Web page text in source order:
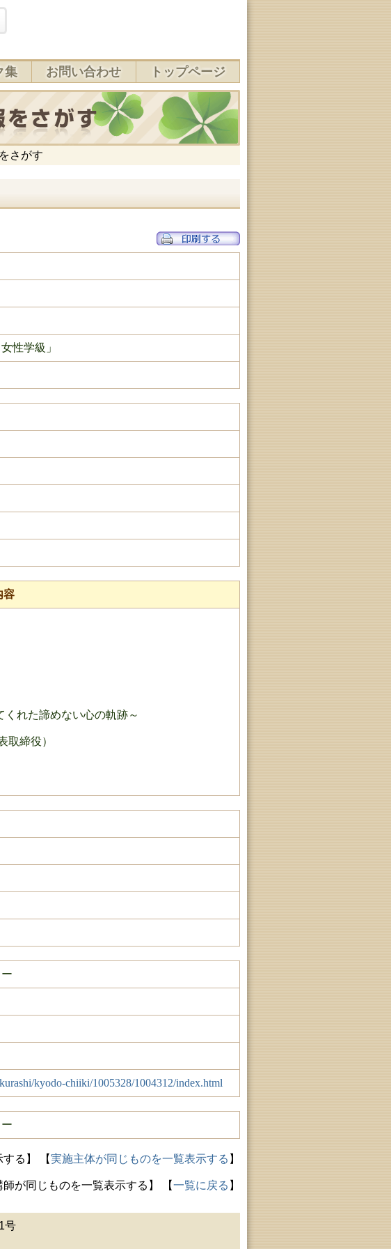
集 お問い合わせ トップページ
さがす
性学級」
容
れた諦めない心の軌跡～
取締役）
kyodo-chiiki/1005328/1004312/index.html
る】 【実施主体が同じものを一覧表示する 】
師が同じものを一覧表示する】 【一覧に戻る 】
号